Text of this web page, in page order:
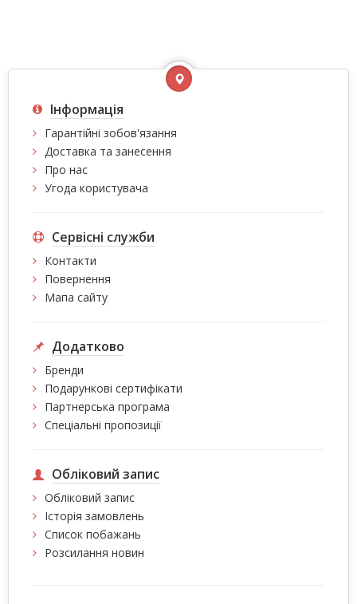
Інформація
Гарантійні зобов'язання
Доставка та занесення
Про нас
Угода користувача
Сервісні служби
Контакти
Повернення
Мапа сайту
Додатково
Бренди
Подарункові сертифікати
Партнерська програма
Спеціальні пропозиції
Обліковий запис
Обліковий запис
Історія замовлень
Список побажань
Розсилання новин